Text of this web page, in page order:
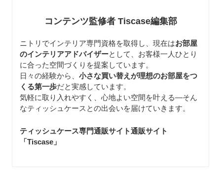
コンテンツ監修者 Tiscase編集部
ニトリでインテリア専門資格を取得し、現在はお部屋
のインテリアアドバイザーとして、お客様一人ひとり
に合った空間づくりを提案しています。
日々の経験から、 小さな買い替えが理想のお部屋をつ
くる第一歩だと実感しています。
気軽に取り入れやすく、心地よい空間を叶える—そん
なティッシュケースとの出会いを届けていきます。
ティッシュケース専門通販サイト通販サイト
「Tiscase 」